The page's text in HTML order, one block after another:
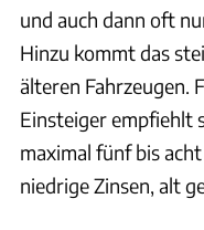
und auch dann oft
Hinzu kommt das
älteren Fahrzeugen.
Einsteiger empfiehlt
maximal fünf bis
niedrige Zinsen, alt